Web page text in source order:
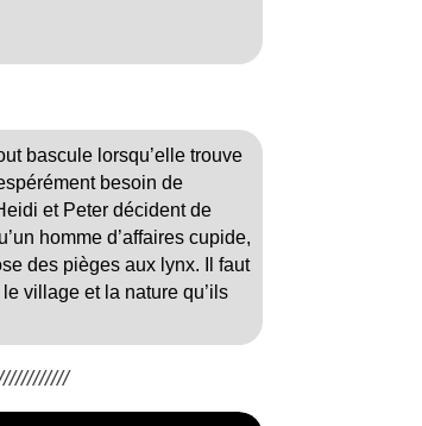
bascule lorsqu’elle trouve
besoin de
et Peter décident de
homme d’affaires cupide,
des pièges aux lynx. Il faut
village et la nature qu’ils